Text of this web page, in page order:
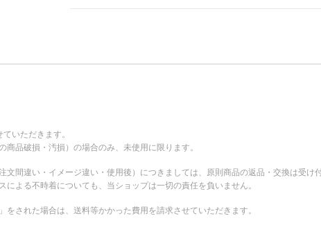
いただきます。
商品破損・汚損）の場合のみ、未使用に限ります。
文間違い・イメージ違い・使用後）につきましては、原則商品の返品・交換は受け
による不時着についても、当ショップは一切の責任を負いません。
をされた場合は、送料等かかった費用を請求させていただきます。